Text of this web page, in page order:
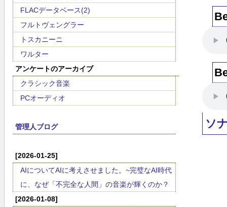
FLACデータベース(2)
フルトヴェングラー
トスカニーニ
ワルター
アンケートのアーカイブ
クラシック音楽
PCオーディオ
管理人ブログ
[2026-01-25]
AIについてAIに考えさせました。~完璧なAI時代
に、なぜ「不完全な人間」の音楽が輝くのか？
[2026-01-08]
ソ